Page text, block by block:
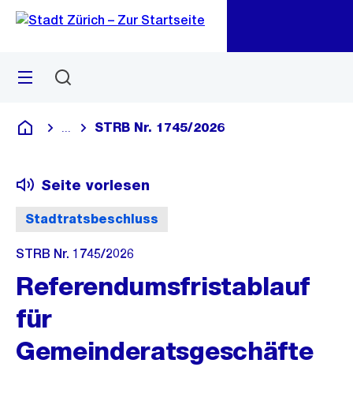
Navigation
Sprunglink
Menü
Deutsch
Blende alle Breadcrumbs ein
STRB Nr. 1745/2026
Stadtratsbeschluss
Seite vorlesen
STRB Nr. 1745/2026
Referendumsfristablauf
für
Gemeinderatsgeschäfte